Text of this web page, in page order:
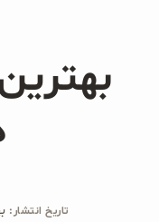
محصولات
محصولات
شیرین
تاریخ انتشار: